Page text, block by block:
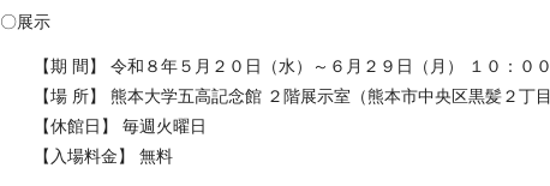
〇展示
【期 間】 令和８年５月２０日（水）～６月２９日（月） １０：０
【場 所】 熊本大学五高記念館 ２階展示室（熊本市中央区黒髪２丁目
【休館日】 毎週火曜日
【入場料金】 無料